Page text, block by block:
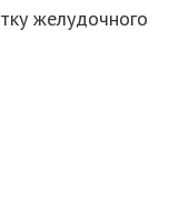
желудочного